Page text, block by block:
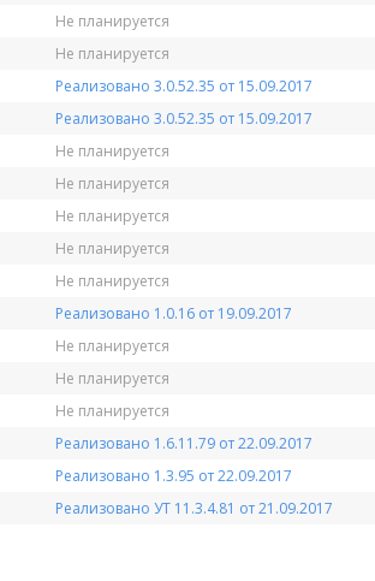
Не планируется
Не планируется
Реализовано 3.0.52.35 от 15.09.2017
Реализовано 3.0.52.35 от 15.09.2017
Не планируется
Не планируется
Не планируется
Не планируется
Не планируется
Реализовано 1.0.16 от 19.09.2017
Не планируется
Не планируется
Не планируется
Реализовано 1.6.11.79 от 22.09.2017
Реализовано 1.3.95 от 22.09.2017
Реализовано УТ 11.3.4.81 от 21.09.2017